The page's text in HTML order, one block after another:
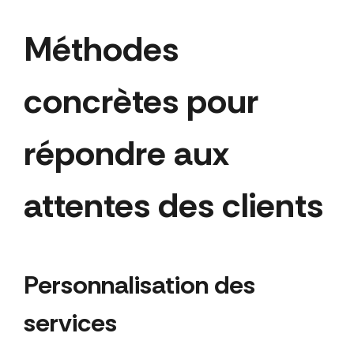
Méthodes
concrètes pour
répondre aux
attentes des clients
Personnalisation des
services